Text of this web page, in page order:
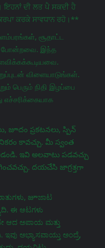
ਦੀ ਲਤ ਪੈ ਸਕਦੀ ਹੈ
ਕਰਕੇ ਸਾਵਧਾਨ ਰਹੋ।**
சூதாட்ட
போன்றவை. இந்த
விளையாடுங்கள்.
பெரும் நிதி இழப்பை
எச்சரிக்கையாக
జూదం ప్రకటనలు, స్పిన్
కావచ్చు. మీ స్వంత
ఇవి అలవాటు పడవచ్చు
దయచేసి జాగ్రತ್ತగా
జూಜಾಟ
ಈ ಆಟಗಳು
ಆದ ಅಪಾಯ ಮತ್ತು
ಅಭ್ಯಾಸವಾಯ್ತು ಅಂದ್ರೆ,